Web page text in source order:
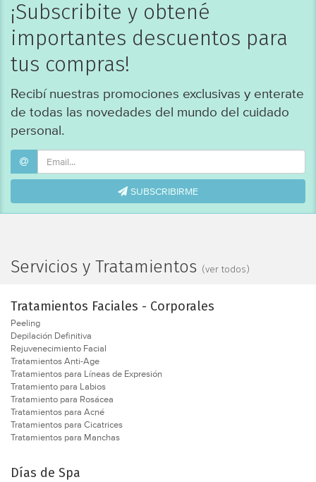
¡Subscribite y obtené
importantes descuentos para
tus compras!
Recibí nuestras promociones exclusivas y enterate
de todas las novedades del mundo del cuidado
personal.
SUBSCRIBIRME
Servicios y Tratamientos (ver todos)
Tratamientos Faciales - Corporales
Peeling
Depilación Definitiva
Rejuvenecimiento Facial
Tratamientos Anti-Age
Tratamientos para Líneas de Expresión
Tratamiento para Labios
Tratamiento para Rosácea
Tratamientos para Acné
Tratamientos para Cicatrices
Tratamientos para Manchas
Días de Spa